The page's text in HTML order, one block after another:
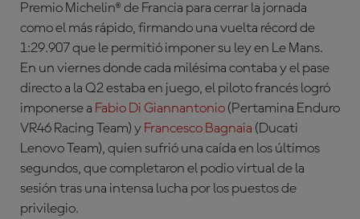
Premio Michelin® de Francia para cerrar la jornada
como el más rápido, firmando una vuelta récord de
1:29.907 que le permitió imponer su ley en Le Mans.
En un viernes donde cada milésima contaba y el pase
directo a la Q2 estaba en juego, el piloto francés logró
imponerse a Fabio Di Giannantonio (Pertamina Enduro
VR46 Racing Team) y Francesco Bagnaia (Ducati
Lenovo Team), quien sufrió una caída en los últimos
segundos, que completaron el podio virtual de la
sesión tras una intensa lucha por los puestos de
privilegio.